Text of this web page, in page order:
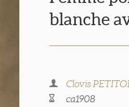
blanche
Clovis
ca1908